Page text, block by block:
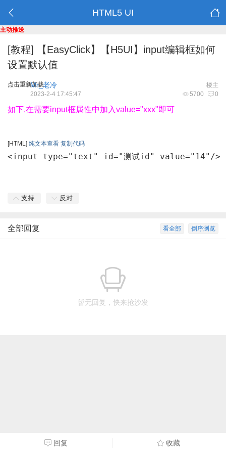
HTML5 UI
主动推送
[教程]
【EasyClick】【H5UI】input编辑框如何
设置默认值
点击重新加载 楼主
Mr_老冷
5700 0
2023-2-4 17:45:47
如下,在需要input框属性中加入value="xxx"即可
[HTML] 纯文本查看 复制代码
<input type="text" id="测试id" value="14"/>
支持 反对
倒序浏览
看全部
全部回复
暂无回复，快来抢沙发
回复 收藏